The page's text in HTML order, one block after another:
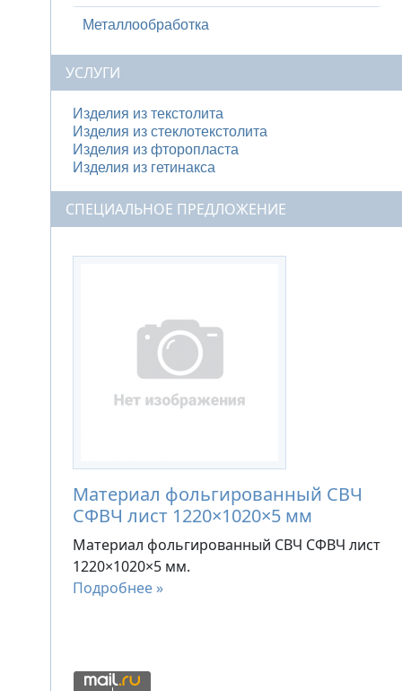
Металлообработка
УСЛУГИ
Изделия из текстолита
Изделия из стеклотекстолита
Изделия из фторопласта
Изделия из гетинакса
СПЕЦИАЛЬНОЕ ПРЕДЛОЖЕНИЕ
Материал фольгированный СВЧ
СФВЧ лист 1220×1020×5 мм
Материал фольгированный СВЧ СФВЧ лист
1220×1020×5 мм.
Подробнее »